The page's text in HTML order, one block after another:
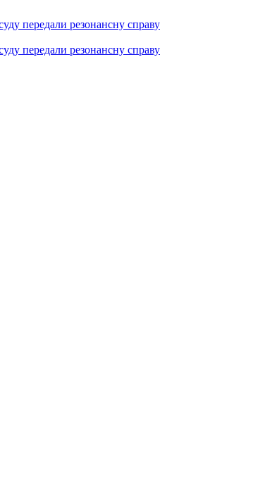
передали резонансну справу
передали резонансну справу